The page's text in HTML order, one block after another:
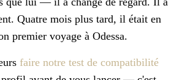
Quatre mois plus tard, il était en
premier voyage à Odessa.
faire notre test de compatibilité